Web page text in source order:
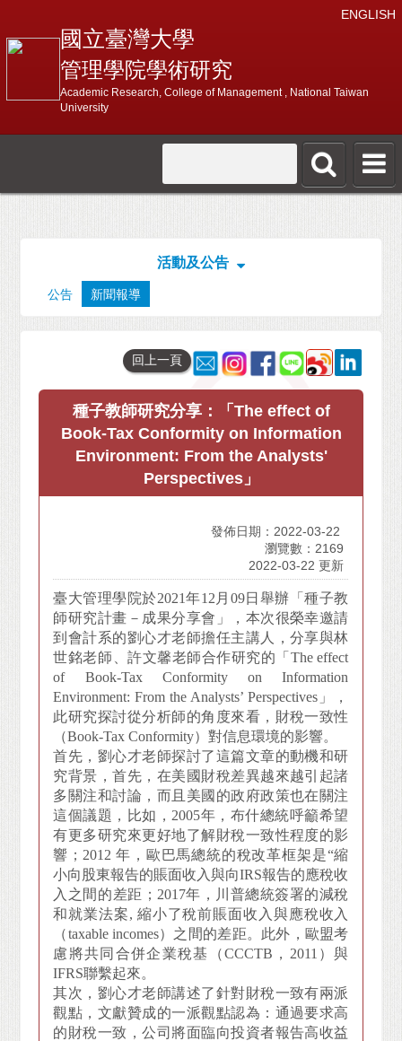
ENGLISH
國立臺灣大學
管理學院學術研究
Academic Research, College of Management , National Taiwan
University
活動及公告
公告 新聞報導
回上一頁
種子教師研究分享：「The effect of
Book-Tax Conformity on Information
Environment: From the Analysts'
Perspectives」
發佈日期：2022-03-22
瀏覽數：2169
2022-03-22 更新
臺大管理學院於2021年12月09日舉辦「種子教
師研究計畫－成果分享會」，本次很榮幸邀請
到會計系的劉心才老師擔任主講人，分享與林
世銘老師、許文馨老師合作研究的「The effect
of Book-Tax Conformity on Information
Environment: From the Analysts’ Perspectives」，
此研究探討從分析師的角度來看，財稅一致性
（Book-Tax Conformity）對信息環境的影響。
首先，劉心才老師探討了這篇文章的動機和研
究背景，首先，在美國財稅差異越來越引起諸
多關注和討論，而且美國的政府政策也在關注
這個議題，比如，2005年，布什總統呼籲希望
有更多研究來更好地了解財稅一致性程度的影
響；2012 年，歐巴馬總統的稅改革框架是“縮
小向股東報告的賬面收入與向IRS報告的應稅收
入之間的差距；2017年，川普總統簽署的減稅
和就業法案, 縮小了稅前賬面收入與應稅收入
（taxable incomes）之間的差距。此外，歐盟考
慮將共同合併企業稅基（CCCTB，2011）與
IFRS聯繫起來。
其次，劉心才老師講述了針對財稅一致有兩派
觀點，文獻贊成的一派觀點認為：通過要求高
的財稅一致，公司將面臨向投資者報告高收益